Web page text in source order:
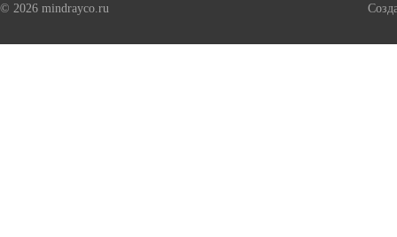
© 2026 mindrayco.ru